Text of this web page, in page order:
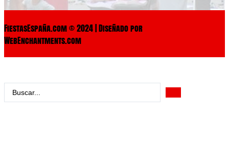
FiestasEspaña.com © 2024 | Diseñado por
WebEnchantments.com